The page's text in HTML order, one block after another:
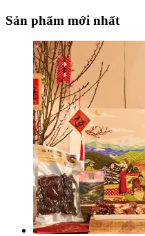
Sản phẩm mới nhất